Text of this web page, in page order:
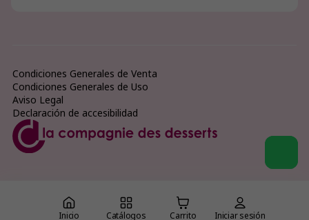
Inicio Catálogos Carrito Iniciar sesión
Condiciones Generales de Venta
Condiciones Generales de Uso
Aviso Legal
Declaración de accesibilidad